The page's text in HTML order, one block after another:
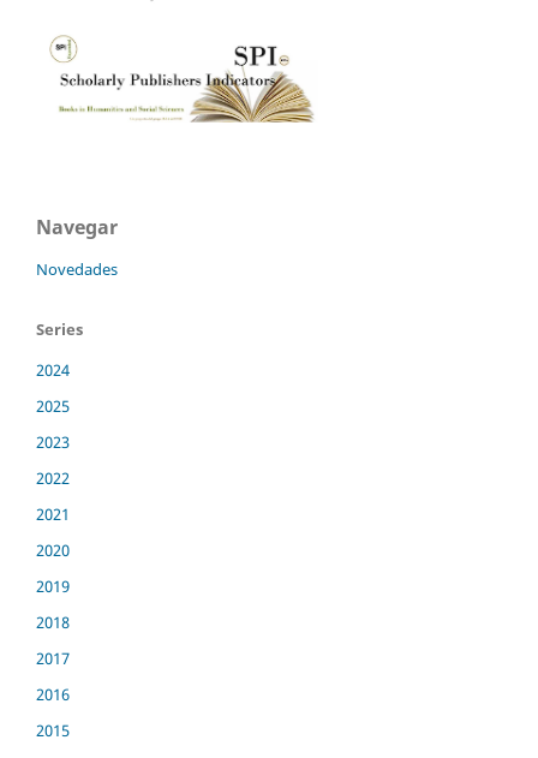
Navegar
Novedades
Series
2024
2025
2023
2022
2021
2020
2019
2018
2017
2016
2015